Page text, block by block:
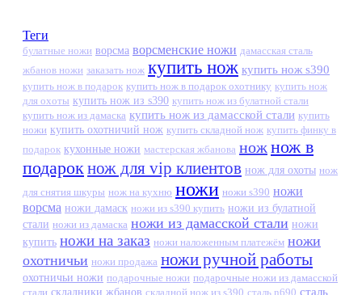
Теги
булатные ножи ворсма ворсменские ножи дамасская сталь
жбанов ножи заказать нож купить нож купить нож s390
купить нож в подарок купить нож в подарок охотнику купить нож
для охоты купить нож из s390 купить нож из булатной стали
купить нож из дамаска купить нож из дамасской стали купить
ножи купить охотничий нож купить складной нож купить финку в
подарок кухонные ножи мастерская жбанова ножнож в
подарокнож для vip клиентов нож для охоты нож
для снятия шкуры нож на кухню ножи ножи s390 ножи
ворсма ножи дамаск ножи из s390 купить ножи из булатной
стали ножи из дамаска ножи из дамасской стали ножи
купить ножи на заказ ножи наложенным платежём ножи
охотничьи ножи продажа ножи ручной работы
охотничьи ножи подарочные ножи подарочные ножи из дамасской
стали складники жбанов складной нож из s390 сталь n690 сталь